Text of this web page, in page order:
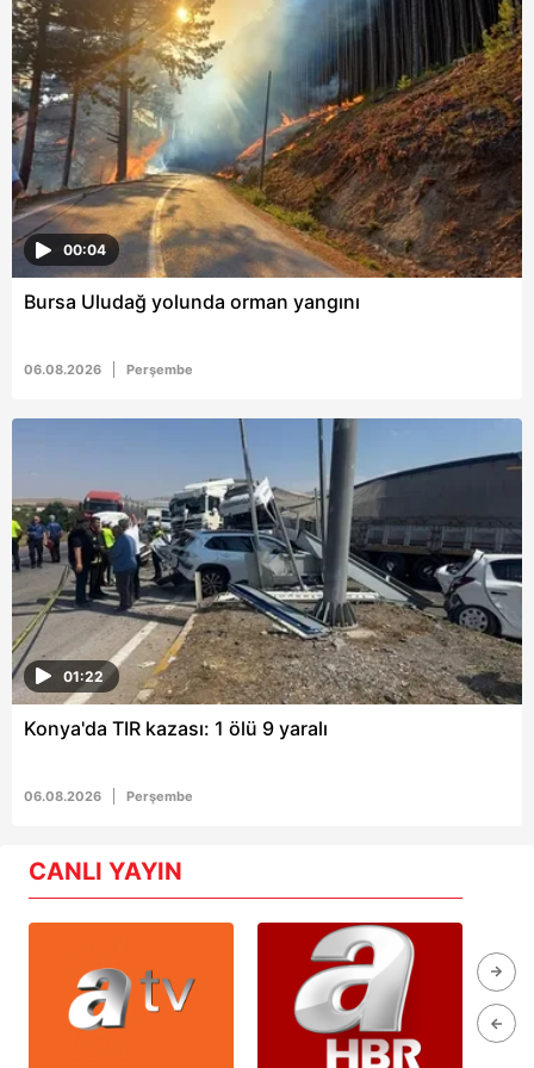
6698 sayılı Kişisel Verilerin Korunması Kanunu uyarınca
hazırlanmış Aydınlatma Metnimizi okumak ve sitemizde
ilgili mevzuata uygun olarak kullanılan çerezlerle ilgili bilgi
almak için lütfentıklayınız
00:04
Bursa Uludağ yolunda orman yangını
06.08.2026 Perşembe
01:22
Konya'da TIR kazası: 1 ölü 9 yaralı
06.08.2026 Perşembe
CANLI YAYIN